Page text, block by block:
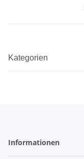
Kategorien
Informationen